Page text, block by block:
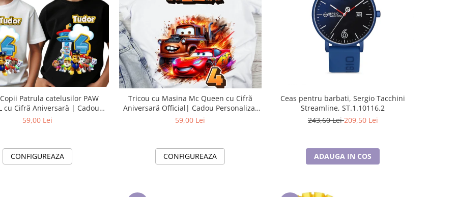
Patrula catelusilor PAW
cu Cifră Aniversară | Cadou
e-CADOU - Copie
59,00 Lei
CONFIGUREAZA
Tricou cu Masina Mc Queen cu Cifră
Aniversară Official| Cadou Personalizat
e-CADOU
59,00 Lei
CONFIGUREAZA
Ceas pentru barbati, Sergio Tacchini
Streamline, ST.1.10116.2
243,60 Lei209,50 Lei
ADAUGA IN COS